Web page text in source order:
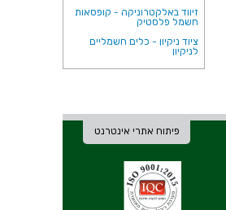
זיווד באלקטרוניקה - קופסאות
חשמל פלסטיק
ציוד ניקיון - כלים חשמליים
לניקיון
פיתוח אתרי אינטרנט